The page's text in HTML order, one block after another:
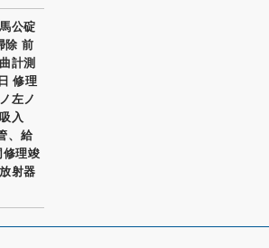
公碇
除 前
計測
修理
左ノ
入
、給
理竣
射器